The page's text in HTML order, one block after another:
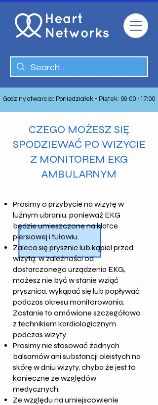
Godziny otwarcia: Poniedziałek - Piątek: 09:00 -17:00
CZEGO MOŻESZ SIĘ
SPODZIEWAĆ PO WIZYCIE
Z MONITOREM EKG
AMBULARNYM
Prosimy o przybycie na wizytę w
luźnym ubraniu, ponieważ EKG
będzie umieszczone na klatce
piersiowej i tułowiu.
Zaleca się prysznic lub kąpiel przed
wizytą: w zależności od
dostarczonego urządzenia EKG,
możesz nie być w stanie wziąć
prysznica, wykąpać się lub popływać
podczas okresu monitorowania.
Zostanie to omówione szczegółowo
z technikiem kardiologicznym
podczas wizyty.
Prosimy nie stosować żadnych
balsamów ani substancji oleistych na
skórę w dniu wizyty, chyba że jest to
konieczne ze względów
medycznych.
Ze względu na umiejscowienie